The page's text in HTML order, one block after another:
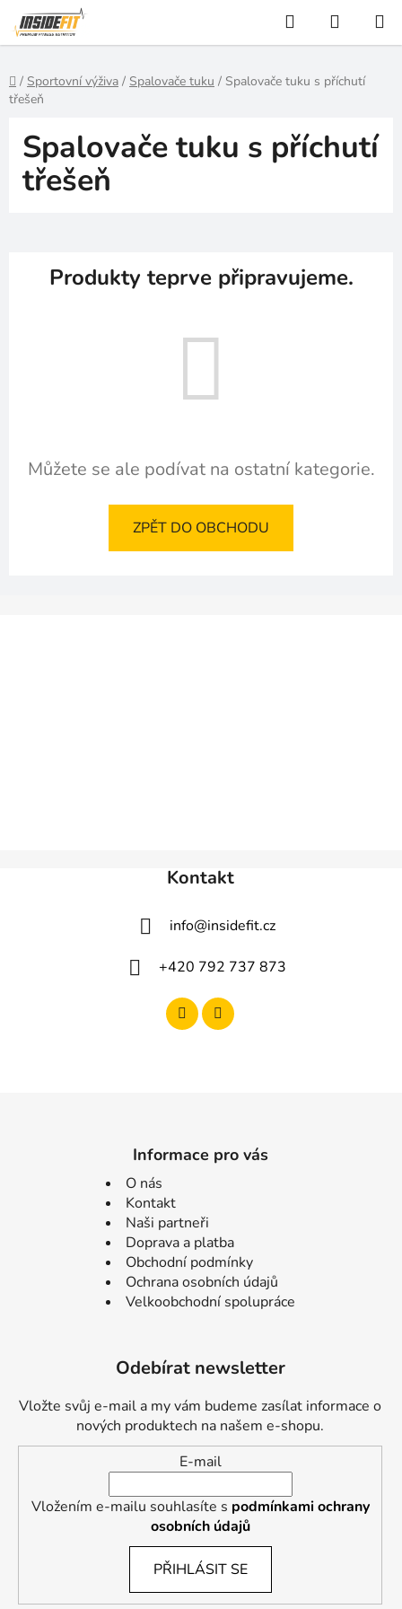
Přejít
na
obsah
Hledat
KOŠÍK
Domů
/ Sportovní výživa / Spalovače tuku / Spalovače tuku s příchutí
třešeň
Spalovače tuku s příchutí
třešeň
Produkty teprve připravujeme.
Můžete se ale podívat na ostatní kategorie.
ZPĚT DO OBCHODU
Kontakt
info@insidefit.cz
+420 792 737 873
Informace pro vás
O nás
Kontakt
Naši partneři
Doprava a platba
Obchodní podmínky
Ochrana osobních údajů
Velkoobchodní spolupráce
Odebírat newsletter
Vložte svůj e-mail a my vám budeme zasílat informace o
nových produktech na našem e-shopu.
E-mail
Vložením e-mailu souhlasíte s podmínkami ochrany
osobních údajů
PŘIHLÁSIT SE